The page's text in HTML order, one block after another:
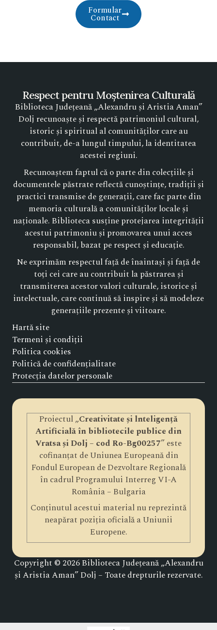
Formular
Contact
Respect pentru Moștenirea Culturală
Biblioteca Județeană „Alexandru și Aristia Aman”
Dolj recunoaște și respectă patrimoniul cultural,
istoric și spiritual al comunităților care au
contribuit, de-a lungul timpului, la identitatea
acestei regiuni.
Recunoaștem faptul că o parte din colecțiile și
documentele păstrate reflectă cunoștințe, tradiții și
practici transmise de generații, care fac parte din
memoria culturală a comunităților locale și
naționale. Biblioteca susține protejarea integrității
acestui patrimoniu și promovarea unui acces
responsabil, bazat pe respect și educație.
Ne exprimăm respectul față de înaintași și față de
toți cei care au contribuit la păstrarea și
transmiterea acestor valori culturale, istorice și
intelectuale, care continuă să inspire și să modeleze
generațiile prezente și viitoare.
Hartă site
Termeni și condiții
Politica cookies
Politică de confidențialitate
Protecția datelor personale
Proiectul „Creativitate și lnteligență
Artificială în bibliotecile publice din
Vratsa și Dolj – cod Ro-Bg00257” este
cofinanțat de Uniunea Europeană din
Fondul European de Dezvoltare Regională
în cadrul Programului Interreg VI-A
România – Bulgaria
Conținutul acestui material nu reprezintă
neapărat poziția oficială a Uniunii
Europene.
Copyright © 2026 Biblioteca Județeană „Alexandru
și Aristia Aman” Dolj – Toate drepturile rezervate.